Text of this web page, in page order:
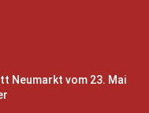
Neumarkt vom 23. Mai